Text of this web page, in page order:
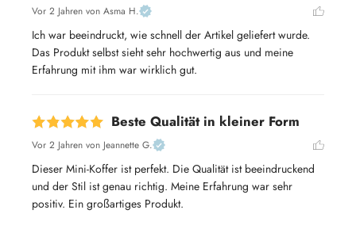
Vor 2 Jahren von Asma H.
Ich war beeindruckt, wie schnell der Artikel geliefert wurde.
Das Produkt selbst sieht sehr hochwertig aus und meine
Erfahrung mit ihm war wirklich gut.
Beste Qualität in kleiner Form
Vor 2 Jahren von Jeannette G.
Dieser Mini-Koffer ist perfekt. Die Qualität ist beeindruckend
und der Stil ist genau richtig. Meine Erfahrung war sehr
positiv. Ein großartiges Produkt.